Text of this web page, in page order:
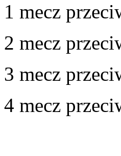
1 mecz
2 mecz
3 mecz
4 mecz